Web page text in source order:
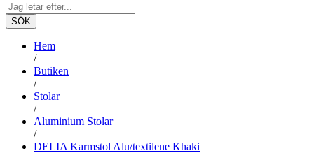
SÖK
Hem
/
Butiken
/
Stolar
/
Aluminium Stolar
/
DELIA Karmstol Alu/textilene Khaki